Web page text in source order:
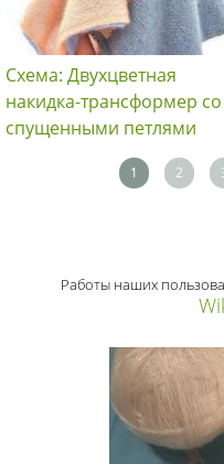
Схема: Двухцветная
накидка-трансформер со
спущенными петлями
1 2
Работы наших